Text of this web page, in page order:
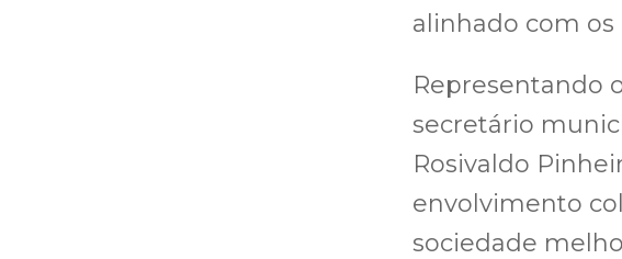
alinhado com os
Representando
secretário
Rosivaldo
envolvimento
sociedade